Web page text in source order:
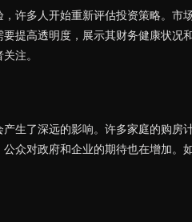
许多人开始重新评估投资策略。市
提高透明度，展示其财务健康状况
注。
生了深远的影响。许多家庭的购房
众对政府和企业的期待也在增加。